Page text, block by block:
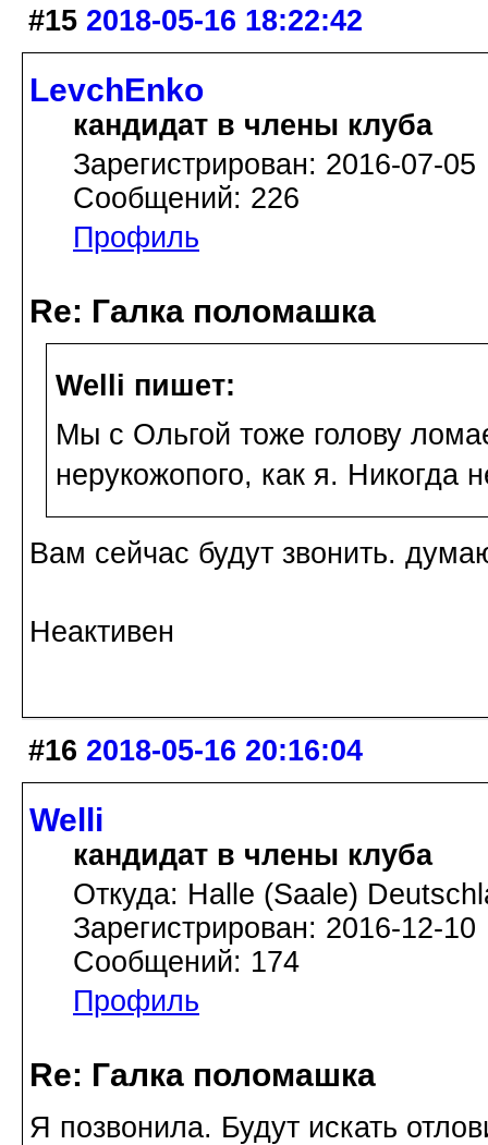
#15 2018-05-16 18:22:42
LevchEnko
кандидат в члены клуба
Зарегистрирован: 2016-07-05
Сообщений: 226
Профиль
Re: Галка поломашка
Welli пишет:
Мы с Ольгой тоже голову
нерукожопого, как я. Никогда
Вам сейчас будут звонить.
Неактивен
#16 2018-05-16 20:16:04
Welli
кандидат в члены клуба
Откуда: Halle (Saale)
Зарегистрирован: 2016-12-10
Сообщений: 174
Профиль
Re: Галка поломашка
Я позвонила. Будут искать